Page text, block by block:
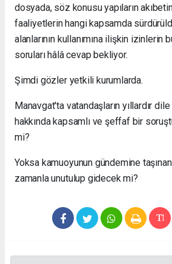
dosyada, söz konusu yapıların
faaliyetlerin hangi kapsamda
alanlarının kullanımına ilişkin izinlerin
soruları hâlâ cevap bekliyor.
Şimdi gözler yetkili kurumlarda.
Manavgat'ta vatandaşların yıllardır
hakkında kapsamlı ve şeffaf bir
mi?
Yoksa kamuoyunun gündemine
zamanla unutulup gidecek mi?